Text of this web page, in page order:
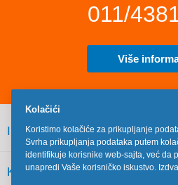
011/
Više
INFORMACIJE
KORISNIČKI SERVIS
Kolačići
Koristimo kolačiće za prikupljanje
Svrha prikupljanja podataka putem
identifikuje korisnike web-sajta, već da
unapredi Vaše korisničko iskustvo.